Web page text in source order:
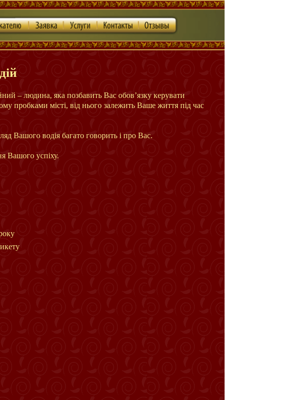
Заявка Послуги Контакти Відгуки
– людина, яка позбавить Вас обов’язку керувати
пробками місті, від нього залежить Ваше життя під час
Вашого водія багато говорить і про Вас.
Вашого успіху.